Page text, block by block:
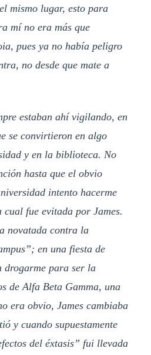
mismo lugar, esto para
mí no era más que
pues ya no había peligro
no desde que mate a
estaban ahí vigilando, en
se convirtieron en algo
y en la biblioteca. No
hasta que el obvio
intento hacerme
cual fue evitada por James.
novatada contra la
en una fiesta de
drogarme para ser la
de Alfa Beta Gamma, una
era obvio, James cambiaba
y cuando supuestamente
del éxtasis” fui llevada